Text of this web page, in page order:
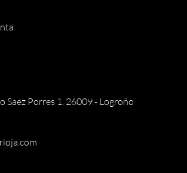
Saez Porres 1. 26009 - Logroño